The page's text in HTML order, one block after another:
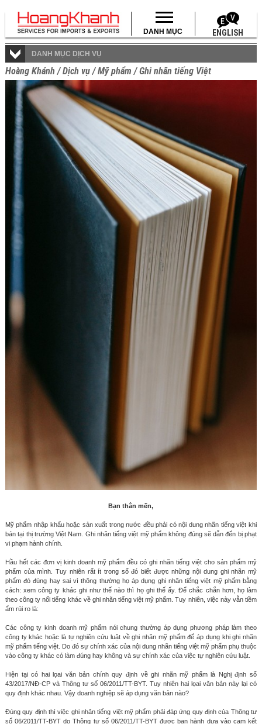
DANH MỤC ENGLISH
DANH MỤC DỊCH VỤ
Hoàng Khánh /Dịch vụ /Mỹ phẩm /Ghi nhãn tiếng Việt
Bạn thân mến,
Mỹ phẩm nhập khẩu hoặc sản xuất trong nước đều phải có nội dung nhãn tiếng việt khi
bán tại thị trường Việt Nam. Ghi nhãn tiếng việt mỹ phẩm không đúng sẽ dẫn đến bị phạt
vi phạm hành chính.
Hầu hết các đơn vị kinh doanh mỹ phẩm đều có ghi nhãn tiếng việt cho sản phẩm mỹ
phẩm của mình. Tuy nhiên rất ít trong số đó biết được những nội dung ghi nhãn mỹ
phẩm đó đúng hay sai vì thông thường họ áp dụng ghi nhãn tiếng việt mỹ phẩm bằng
cách: xem công ty khác ghi như thế nào thì họ ghi thế ấy. Để chắc chắn hơn, họ làm
theo công ty nổi tiếng khác về ghi nhãn tiếng việt mỹ phẩm. Tuy nhiên, việc này vẫn tiềm
ẩm rủi ro là:
Các công ty kinh doanh mỹ phẩm nói chung thường áp dụng phương pháp làm theo
công ty khác hoặc là tự nghiên cứu luật về ghi nhãn mỹ phẩm để áp dụng khi ghi nhãn
mỹ phẩm tiếng việt. Do đó sự chính xác của nội dung nhãn tiếng việt mỹ phẩm phụ thuộc
vào công ty khác có làm đúng hay không và sự chính xác của việc tự nghiên cứu luật.
Hiện tại có hai lọai văn bản chính quy định về ghi nhãn mỹ phẩm là Nghị định số
43/2017/NĐ-CP và Thông tư số 06/2011/TT-BYT. Tuy nhiên hai lọai văn bản này lại có
quy định khác nhau. Vậy doanh nghiệp sẽ áp dụng văn bản nào?
Đúng quy định thì việc ghi nhãn tiếng việt mỹ phẩm phải đáp ứng quy định của Thông tư
số 06/2011/TT-BYT do Thông tư số 06/2011/TT-BYT được ban hành dựa vào cam kết